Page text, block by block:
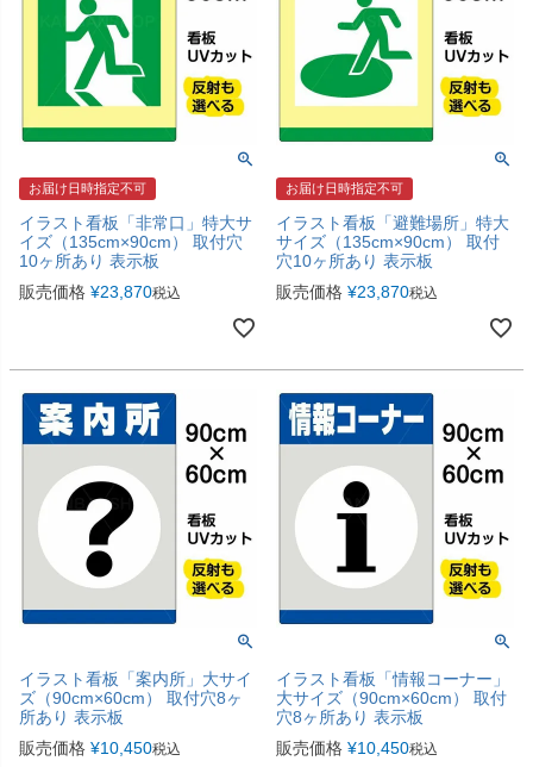
お届け日時指定不可
イラスト看板「非常口」特大サ
イズ（135cm×90cm） 取付穴
10ヶ所あり 表示板
販売価格 ¥23,870税込
お届け日時指定不可
イラスト看板「避難場所」特大
サイズ（135cm×90cm） 取付
穴10ヶ所あり 表示板
販売価格 ¥23,870税込
イラスト看板「案内所」大サイ
ズ（90cm×60cm） 取付穴8ヶ
所あり 表示板
販売価格 ¥10,450税込
イラスト看板「情報コーナー」
大サイズ（90cm×60cm） 取付
穴8ヶ所あり 表示板
販売価格 ¥10,450税込